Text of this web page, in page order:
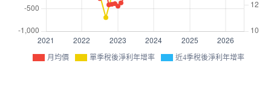
月均價 單季稅後淨利年增率 近4季稅後淨利年增率